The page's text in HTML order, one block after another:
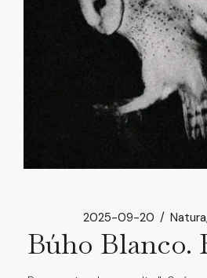
2025-09-20 Natura
Búho Blanco.